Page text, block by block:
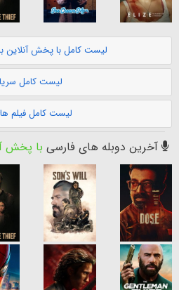
لیست کامل با پخش آنلاین
لیست کامل
لیست کامل فیلم
آخرین دوبله های فارسی با پخش